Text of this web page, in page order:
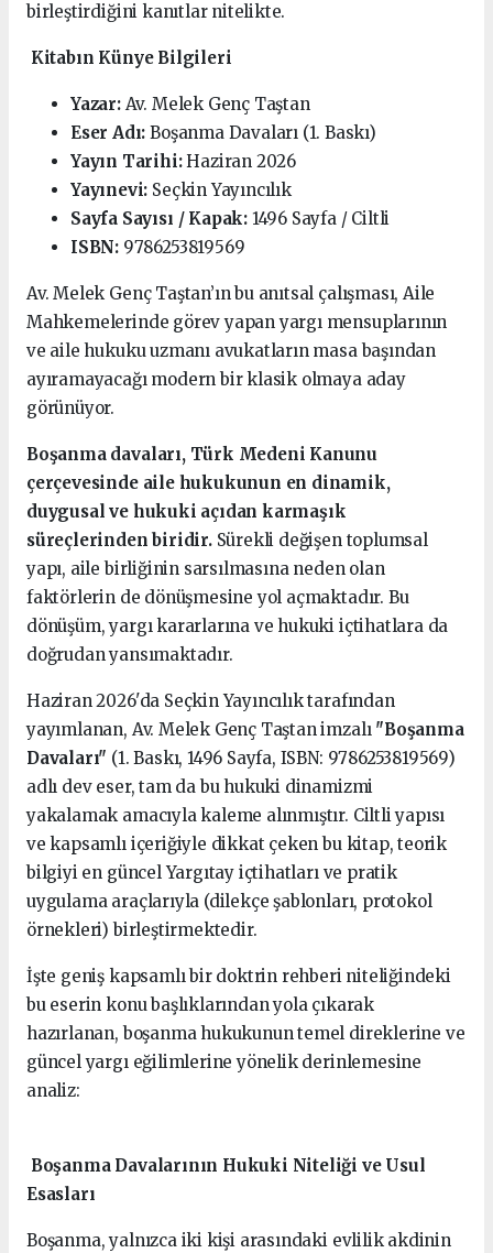
birleştirdiğini kanıtlar nitelikte.
Kitabın Künye Bilgileri
Yazar:Av. Melek Genç Taştan
Eser Adı: Boşanma Davaları (1. Baskı)
Yayın Tarihi:Haziran 2026
Yayınevi: Seçkin Yayıncılık
Sayfa Sayısı / Kapak:1496 Sayfa / Ciltli
ISBN: 9786253819569
Av. Melek Genç Taştan’ın bu anıtsal çalışması, Aile
Mahkemelerinde görev yapan yargı mensuplarının
ve aile hukuku uzmanı avukatların masa başından
ayıramayacağı modern bir klasik olmaya aday
görünüyor.
Boşanma davaları, Türk Medeni Kanunu
çerçevesinde aile hukukunun en dinamik,
duygusal ve hukuki açıdan karmaşık
süreçlerinden biridir.Sürekli değişen toplumsal
yapı, aile birliğinin sarsılmasına neden olan
faktörlerin de dönüşmesine yol açmaktadır. Bu
dönüşüm, yargı kararlarına ve hukuki içtihatlara da
doğrudan yansımaktadır.
Haziran 2026'da Seçkin Yayıncılık tarafından
yayımlanan, Av. Melek Genç Taştan imzalı "Boşanma
Davaları" (1. Baskı, 1496 Sayfa, ISBN: 9786253819569)
adlı dev eser, tam da bu hukuki dinamizmi
yakalamak amacıyla kaleme alınmıştır. Ciltli yapısı
ve kapsamlı içeriğiyle dikkat çeken bu kitap, teorik
bilgiyi en güncel Yargıtay içtihatları ve pratik
uygulama araçlarıyla (dilekçe şablonları, protokol
örnekleri) birleştirmektedir.
İşte geniş kapsamlı bir doktrin rehberi niteliğindeki
bu eserin konu başlıklarından yola çıkarak
hazırlanan, boşanma hukukunun temel direklerine ve
güncel yargı eğilimlerine yönelik derinlemesine
analiz:
Boşanma Davalarının Hukuki Niteliği ve Usul
Esasları
Boşanma, yalnızca iki kişi arasındaki evlilik akdinin